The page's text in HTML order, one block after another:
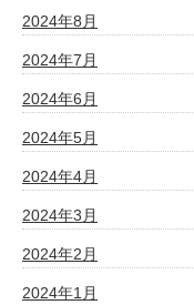
2024年8月
2024年7月
2024年6月
2024年5月
2024年4月
2024年3月
2024年2月
2024年1月